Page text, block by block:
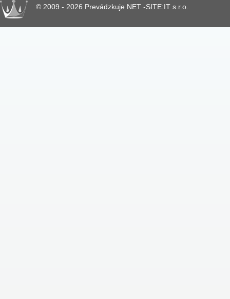
© 2009 - 2026 Prevádzkuje NET -SITE:IT s.r.o.